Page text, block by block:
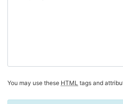
You may use these HTML tags and